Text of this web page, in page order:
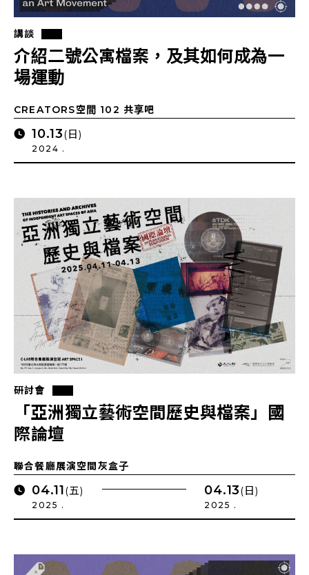
講談
介紹二號公寓檔案，及其如何成為一
場運動
CREATORS空間 102 共享吧
10.13(日)
2024 .
研討會
「亞洲獨立藝術空間歷史與檔案」國
際論壇
聯合餐廳展演空間灰盒子
04.11(五)
2025 .
04.13(日)
2025 .